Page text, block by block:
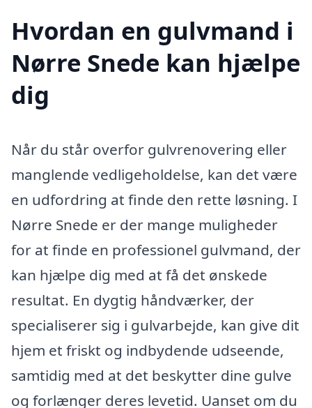
Hvordan en gulvmand i
Nørre Snede kan hjælpe
dig
Når du står overfor gulvrenovering eller
manglende vedligeholdelse, kan det være
en udfordring at finde den rette løsning. I
Nørre Snede er der mange muligheder
for at finde en professionel gulvmand, der
kan hjælpe dig med at få det ønskede
resultat. En dygtig håndværker, der
specialiserer sig i gulvarbejde, kan give dit
hjem et friskt og indbydende udseende,
samtidig med at det beskytter dine gulve
og forlænger deres levetid. Uanset om du